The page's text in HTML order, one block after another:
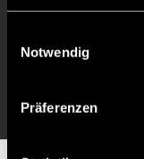
Notwendig
Präferenzen